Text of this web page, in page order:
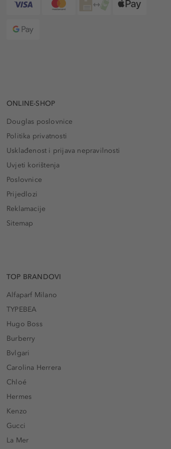
ONLINE-SHOP
Douglas poslovnice
Politika privatnosti
Usklađenost i prijava nepravilnosti
Uvjeti korištenja
Poslovnice
Prijedlozi
Reklamacije
Sitemap
TOP BRANDOVI
Alfaparf Milano
TYPEBEA
Hugo Boss
Burberry
Bvlgari
Carolina Herrera
Chloé
Hermes
Kenzo
Gucci
La Mer